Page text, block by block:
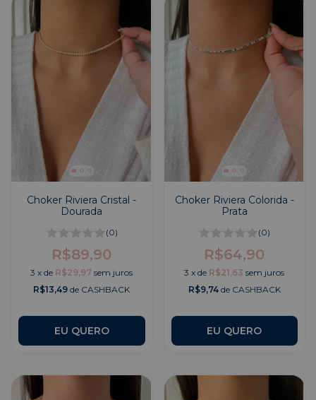
Choker Riviera Cristal -
Dourada
(0)
R$89,90
3 xde R$29,97 sem juros
R$13,49 de CASHBACK
Choker Riviera Colorida -
Prata
(0)
R$64,90
3 xde R$21,63 sem juros
R$9,74de CASHBACK